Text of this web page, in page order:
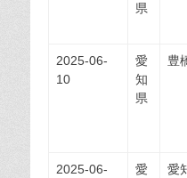
県
2025-06-
10
愛
知
県
豊
2025-06-
愛
愛